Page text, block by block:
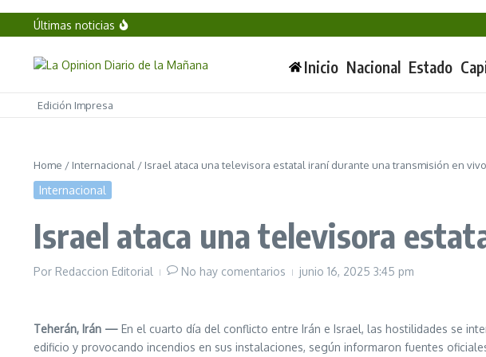
Saltar al contenido
Últimas noticias
¿Pong o Spacewar? El debate sobre el origen del videojuego
Inicio Nacional Estado
Edición Impresa
Home / Internacional / Israel ataca una televisora estatal iraní durante una transmisión en vivo
Internacional
Israel ataca una televisora
Por Redaccion Editorial No hay comentarios junio 16, 2025 3:45 pm
Teherán, Irán — En el cuarto día del conflicto entre Irán e Israel, las hostilidades se
edificio y provocando incendios en sus instalaciones, según informaron fuentes